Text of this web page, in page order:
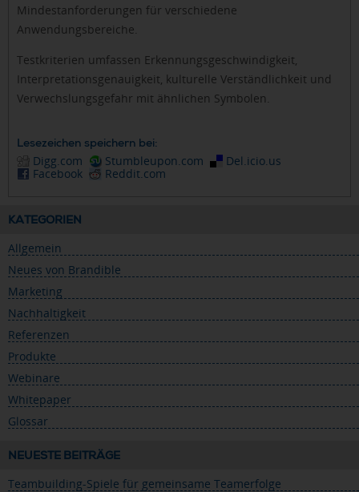
Mindestanforderungen für verschiedene
Anwendungsbereiche.
Testkriterien umfassen Erkennungsgeschwindigkeit,
Interpretationsgenauigkeit, kulturelle Verständlichkeit und
Verwechslungsgefahr mit ähnlichen Symbolen.
Lesezeichen speichern bei:
Digg.com Stumbleupon.com
Del.icio.us
Facebook
Reddit.com
KATEGORIEN
Allgemein
Neues von Brandible
Marketing
Nachhaltigkeit
Referenzen
Produkte
Webinare
Whitepaper
Glossar
NEUESTE BEITRÄGE
Teambuilding-Spiele für gemeinsame Teamerfolge